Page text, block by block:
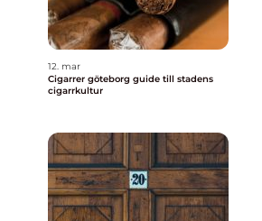
12. mar
Cigarrer göteborg guide till stadens
cigarrkultur